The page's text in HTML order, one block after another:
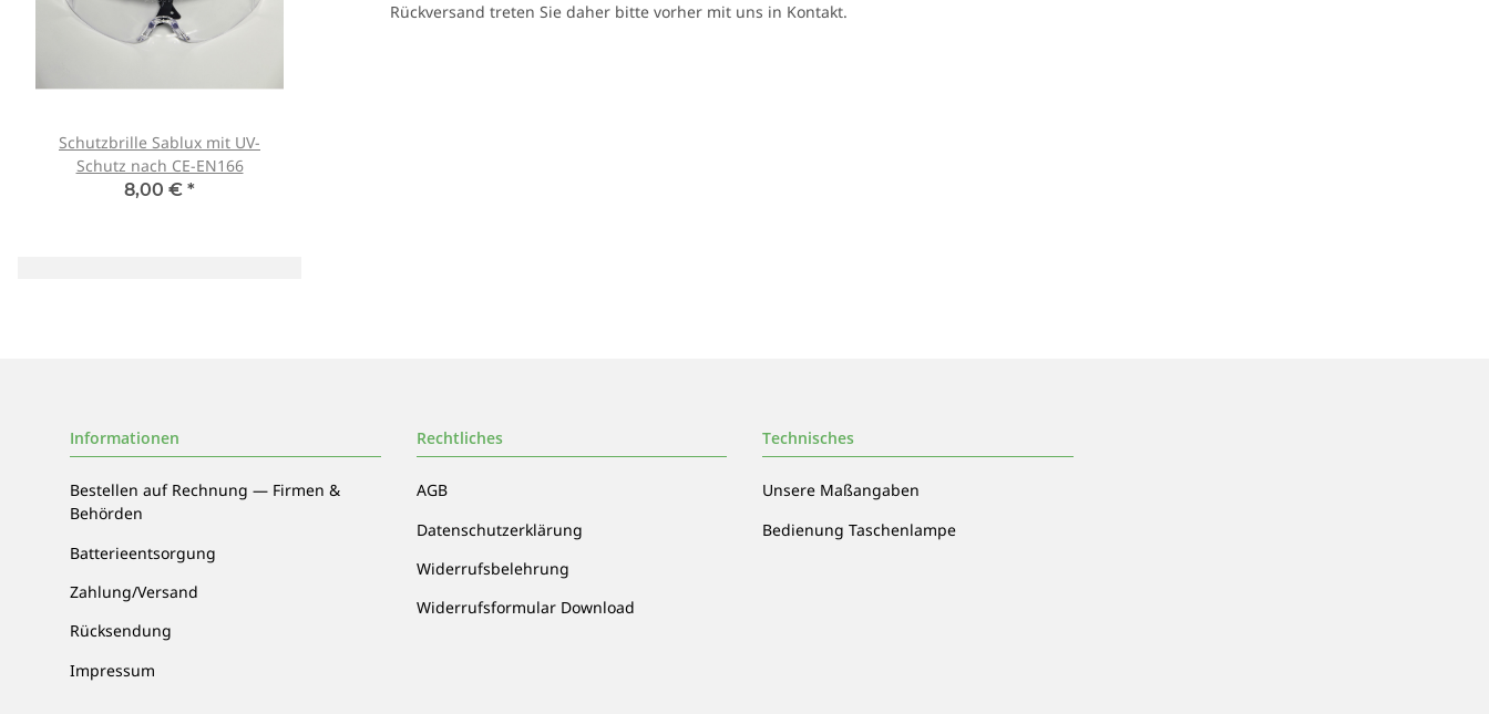
Rückversand treten Sie daher bitte vorher mit uns in Kontakt.
Schutzbrille Sablux mit UV-
Schutz nach CE-EN166
8,00 € *
Informationen
Bestellen auf Rechnung — Firmen &
Behörden
Batterieentsorgung
Zahlung/Versand
Rücksendung
Impressum
Rechtliches
AGB
Datenschutzerklärung
Widerrufsbelehrung
Widerrufsformular Download
Technisches
Unsere Maßangaben
Bedienung Taschenlampe